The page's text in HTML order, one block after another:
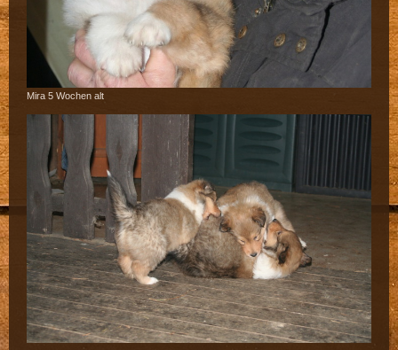
Mira 5 Wochen alt